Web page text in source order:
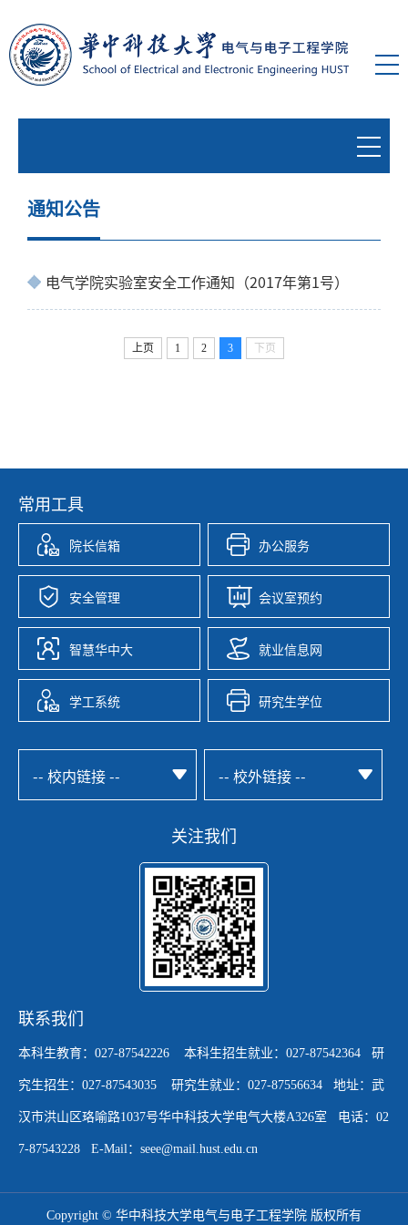
通知公告
电气学院实验室安全工作通知（2017年第1号）
上页 1 2 3 下页
常用工具
院长信箱 办公服务
安全管理 会议室预约
智慧华中大 就业信息网
学工系统 研究生学位
关注我们
联系我们
本科生教育：027-87542226 本科生招生就业：027-87542364 研
究生招生：027-87543035 研究生就业：027-87556634 地址：武
汉市洪山区珞喻路1037号华中科技大学电气大楼A326室 电话：02
7-87543228 E-Mail：seee@mail.hust.edu.cn
Copyright © 华中科技大学电气与电子工程学院 版权所有